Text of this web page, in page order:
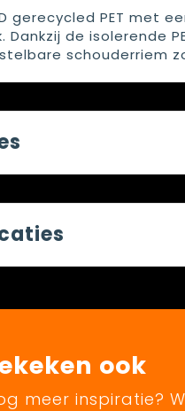
gerecycled PET met
Dankzij de isolerende
schouderriem
ook
meer inspiratie?